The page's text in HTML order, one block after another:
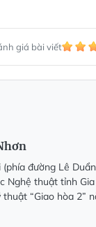
giá bài viết
đường Lê Duẩn
Nghệ thuật tỉnh Gia
“Giao hòa 2”